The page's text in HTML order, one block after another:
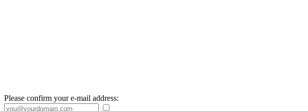
Please confirm your e-mail address: